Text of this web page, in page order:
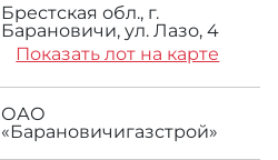
Брестская обл., г.
Барановичи, ул. Лазо, 4
Показать лот на карте
ОАО
«Барановичигазстрой»